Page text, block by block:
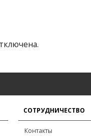
СОТРУДНИЧЕСТВО
Контакты